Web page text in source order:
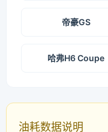
帝豪GS
哈弗H6 Coupe
油耗数据说明